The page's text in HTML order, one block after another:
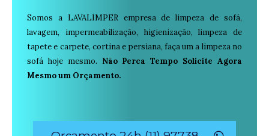
Somos a LAVALIMPER empresa de limpeza de sofá,
lavagem, impermeabilização, higienização, limpeza de
tapete e carpete, cortina e persiana, faça um a limpeza no
sofá hoje mesmo. Não Perca Tempo Solicite Agora
Mesmo um Orçamento.